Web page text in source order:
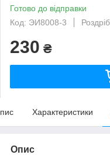
Готово до відправки
Код: ЭИ8008-3
Роздріб
230 ₴
Характеристики
Опис